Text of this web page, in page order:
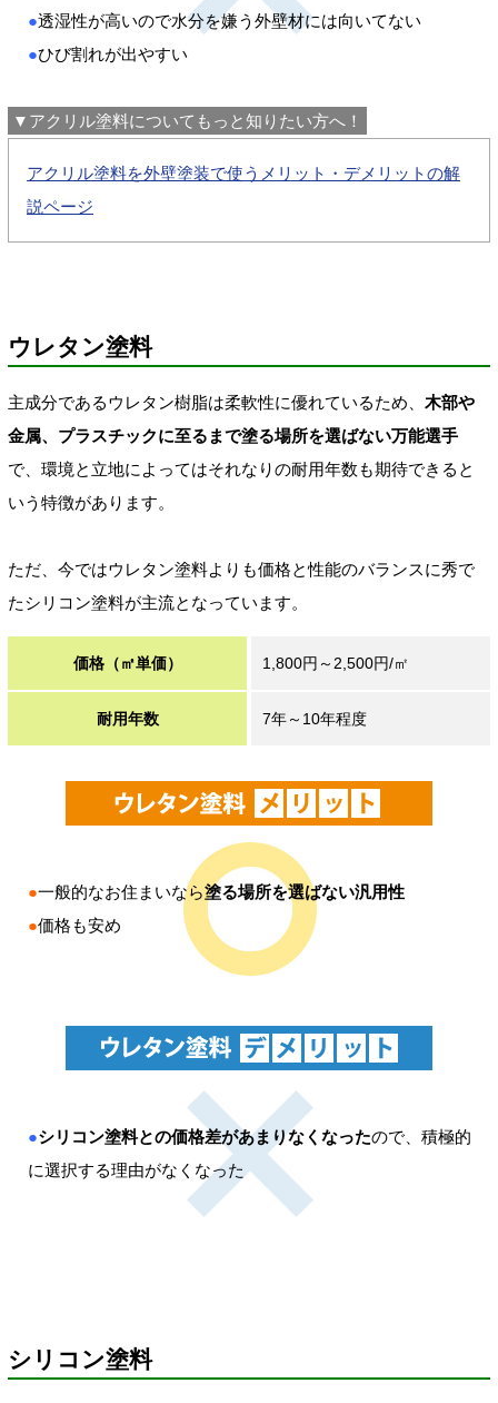
●透湿性が高いので水分を嫌う外壁材には向いてない
●ひび割れが出やすい
▼アクリル塗料についてもっと知りたい方へ！
アクリル塗料を外壁塗装で使うメリット・デメリットの解
説ページ
ウレタン塗料
主成分であるウレタン樹脂は柔軟性に優れているため、 木部や
金属、プラスチックに至るまで塗る場所を選ばない万能選手
で、環境と立地によってはそれなりの耐用年数も期待できると
いう特徴があります。
ただ、今ではウレタン塗料よりも価格と性能のバランスに秀で
たシリコン塗料が主流となっています。
価格（㎡単価） 1,800円～2,500円/㎡
耐用年数 7年～10年程度
●一般的なお住まいなら塗る場所を選ばない汎用性
●価格も安め
●シリコン塗料との価格差があまりなくなったので、積極的
に選択する理由がなくなった
シリコン塗料